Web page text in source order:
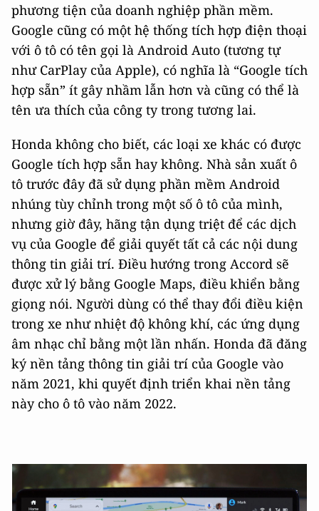
phương tiện của doanh nghiệp phần mềm.
Google cũng có một hệ thống tích hợp điện thoại
với ô tô có tên gọi là Android Auto (tương tự
như CarPlay của Apple), có nghĩa là “Google tích
hợp sẵn” ít gây nhầm lẫn hơn và cũng có thể là
tên ưa thích của công ty trong tương lai.
Honda không cho biết, các loại xe khác có được
Google tích hợp sẵn hay không. Nhà sản xuất ô
tô trước đây đã sử dụng phần mềm Android
nhúng tùy chỉnh trong một số ô tô của mình,
nhưng giờ đây, hãng tận dụng triệt để các dịch
vụ của Google để giải quyết tất cả các nội dung
thông tin giải trí. Điều hướng trong Accord sẽ
được xử lý bằng Google Maps, điều khiển bằng
giọng nói. Người dùng có thể thay đổi điều kiện
trong xe như nhiệt độ không khí, các ứng dụng
âm nhạc chỉ bằng một lần nhấn. Honda đã đăng
ký nền tảng thông tin giải trí của Google vào
năm 2021, khi quyết định triển khai nền tảng
này cho ô tô vào năm 2022.